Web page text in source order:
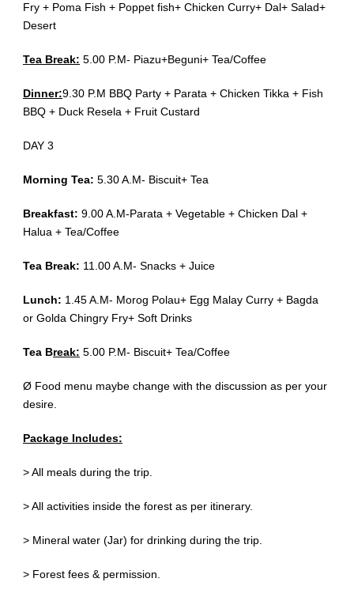
Fry + Poma Fish + Poppet fish+ Chicken Curry+ Dal+ Salad+
Desert
Tea Break: 5.00 P.M- Piazu+Beguni+ Tea/Coffee
Dinner:9.30 P.M BBQ Party + Parata + Chicken Tikka + Fish
BBQ + Duck Resela + Fruit Custard
DAY 3
Morning Tea: 5.30 A.M- Biscuit+ Tea
Breakfast: 9.00 A.M-Parata + Vegetable + Chicken Dal +
Halua + Tea/Coffee
Tea Break: 11.00 A.M- Snacks + Juice
Lunch: 1.45 A.M- Morog Polau+ Egg Malay Curry + Bagda
or Golda Chingry Fry+ Soft Drinks
Tea Break: 5.00 P.M- Biscuit+ Tea/Coffee
Ø Food menu maybe change with the discussion as per your
desire.
Package Includes:
> All meals during the trip.
> All activities inside the forest as per itinerary.
> Mineral water (Jar) for drinking during the trip.
> Forest fees & permission.